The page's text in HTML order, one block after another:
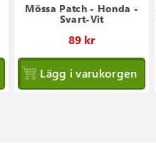
Mössa Patch - Honda -
Svart-Vit
89 kr
Lägg i varukorgen